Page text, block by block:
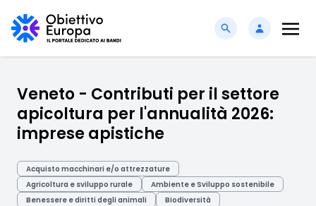
Veneto - Contributi per il settore
apicoltura per l'annualità 2026:
imprese apistiche
Acquisto macchinari e/o attrezzature
Agricoltura e sviluppo rurale
Ambiente e Sviluppo sostenibile
Benessere e diritti degli animali
Biodiversità